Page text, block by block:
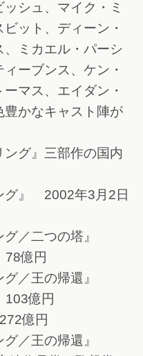
シュ、マイク・ミ
ット、ディーン・
ミカエル・パーシ
ーブンス、ケン・
マス、エイダン・
豊かなキャスト陣が
グ』三部作の国内
グ』 2002年3月2日
グ／二つの塔』
億円
グ／王の帰還』
億円
億円
／王の帰還』